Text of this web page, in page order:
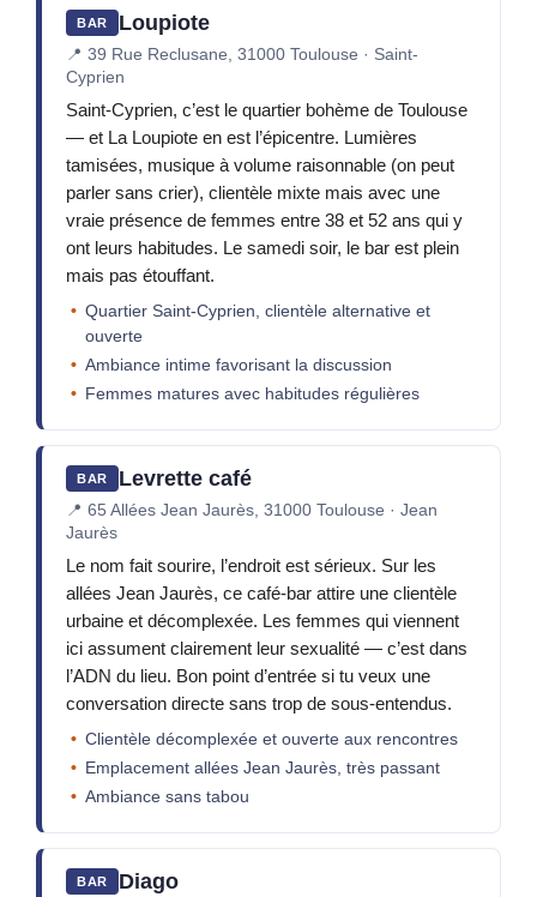
BAR Loupiote
📍 39 Rue Reclusane, 31000 Toulouse · Saint-
Cyprien
Saint-Cyprien, c’est le quartier bohème de Toulouse
— et La Loupiote en est l’épicentre. Lumières
tamisées, musique à volume raisonnable (on peut
parler sans crier), clientèle mixte mais avec une
vraie présence de femmes entre 38 et 52 ans qui y
ont leurs habitudes. Le samedi soir, le bar est plein
mais pas étouffant.
Quartier Saint-Cyprien, clientèle alternative et
ouverte
Ambiance intime favorisant la discussion
Femmes matures avec habitudes régulières
BAR Levrette café
📍 65 Allées Jean Jaurès, 31000 Toulouse · Jean
Jaurès
Le nom fait sourire, l’endroit est sérieux. Sur les
allées Jean Jaurès, ce café-bar attire une clientèle
urbaine et décomplexée. Les femmes qui viennent
ici assument clairement leur sexualité — c’est dans
l’ADN du lieu. Bon point d’entrée si tu veux une
conversation directe sans trop de sous-entendus.
Clientèle décomplexée et ouverte aux rencontres
Emplacement allées Jean Jaurès, très passant
Ambiance sans tabou
BAR Diago